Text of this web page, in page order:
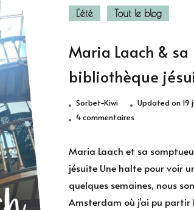
L'été Tout le blog
Maria Laach & sa
bibliothèque
Sorbet-Kiwi Updated on 19
4 commentairessur
sa
bibliothèque
jésuite
Maria Laach et sa
jésuite Une halte pour voir
quelques semaines, nous
Amsterdam où j’ai pu partir